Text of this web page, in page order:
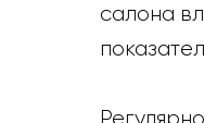
салона